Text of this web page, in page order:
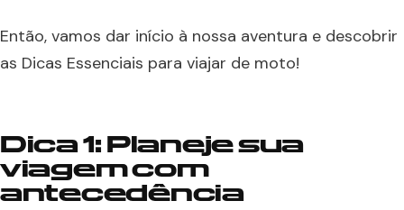
Então, vamos dar início à nossa aventura e descobrir
as Dicas Essenciais para viajar de moto!
Dica 1: Planeje sua
viagem com
antecedência